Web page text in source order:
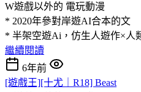
W遊戲以外的 電玩動漫
* 2020年參對岸遊AI合本的文
* 半架空遊Ai，仿生人遊作×人
繼續閱讀
6年前
[遊戲王][十尤｜R18] Beast